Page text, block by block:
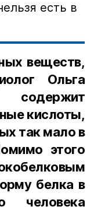
есть в
веществ,
Ольга
кислоты,
так мало в
этого
белка в
человека